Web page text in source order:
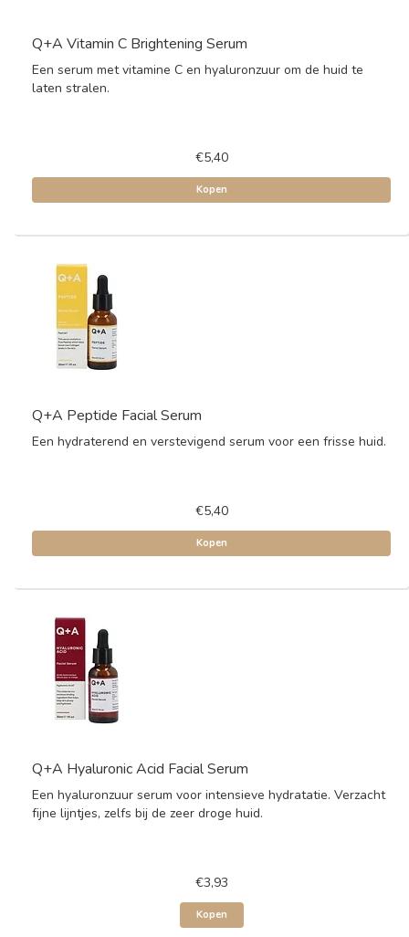
Q+A Vitamin C Brightening Serum
Een serum met vitamine C en hyaluronzuur om de huid te
laten stralen.
€5,40
Kopen
Q+A Peptide Facial Serum
Een hydraterend en verstevigend serum voor een frisse huid.
€5,40
Kopen
Q+A Hyaluronic Acid Facial Serum
Een hyaluronzuur serum voor intensieve hydratatie. Verzacht
fijne lijntjes, zelfs bij de zeer droge huid.
€3,93
Kopen